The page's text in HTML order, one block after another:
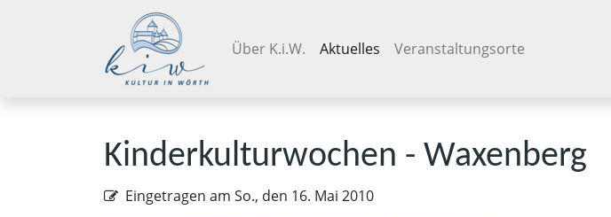
Navigation überspringen
Über K.i.W. Aktuelles Veranstaltungsorte
Kinderkulturwochen - Waxenberg
Eingetragen am So., den 16. Mai 2010